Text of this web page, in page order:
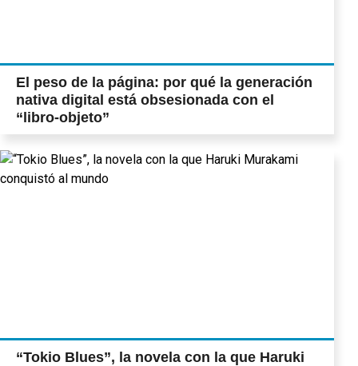
El peso de la página: por qué la generación
nativa digital está obsesionada con el
“libro-objeto”
“Tokio Blues”, la novela con la que Haruki